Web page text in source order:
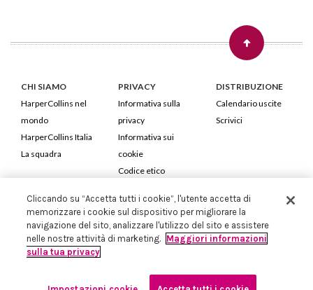
CHI SIAMO
HarperCollins nel
mondo
HarperCollins Italia
La squadra
PRIVACY
Informativa sulla
privacy
Informativa sui
cookie
Codice etico
DISTRIBUZIONE
Calendario uscite
Scrivici
HarperCollins Italia S.p.A. Viale Monte Nero, 84 - 20135 Milano
Cod. Fiscale e P.IVA 05946780151 - Capitale Sociale 258.250 €
Iscritta in Milano al Registro delle imprese nr.198004 e REA nr.1051898
Cliccando su “Accetta tutti i cookie”, l'utente accetta di
memorizzare i cookie sul dispositivo per migliorare la
navigazione del sito, analizzare l'utilizzo del sito e assistere
nelle nostre attività di marketing. Maggiori informazioni
sulla tua privacy